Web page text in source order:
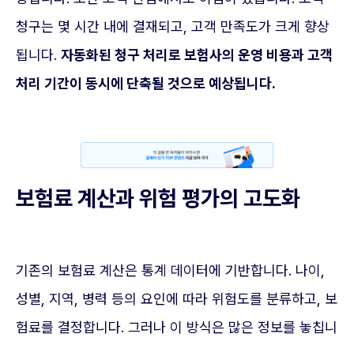
청구는 몇 시간 내에 결재되고, 고객 만족도가 크게 향상
됩니다. 자동화된 청구 처리로 보험사의 운영 비용과 고객
처리 기간이 동시에 단축될 것으로 예상됩니다.
보험료 계산과 위험 평가의 고도화
기존의 보험료 계산은 통계 데이터에 기반합니다. 나이,
성별, 지역, 병력 등의 요인에 따라 위험도를 분류하고, 보
험료를 결정합니다. 그러나 이 방식은 많은 정보를 놓칩니